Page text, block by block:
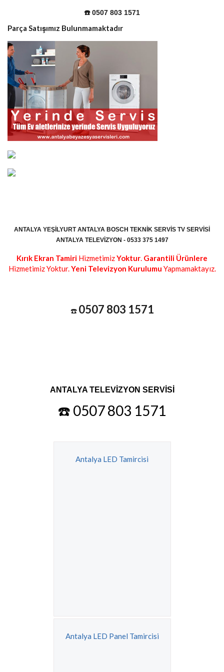
☎️ 0507 803 1571
Parça Satışımız Bulunmamaktadır
ANTALYA YEŞILYURT ANTALYA BOSCH TEKNIK SERVIS TV SERVISI
ANTALYA TELEVIZYON - 0533 375 1497
Kırık Ekran Tamiri HizmetimizYoktur. Garantili Ürünlere
Hizmetimiz Yoktur.Yeni Televizyon Kurulumu Yapmamaktayız.
☎️ 0507 803 1571
ANTALYA TELEVİZYON SERVİSİ
☎️ 0507 803 1571
Antalya LED Tamircisi
Antalya LED Panel Tamircisi